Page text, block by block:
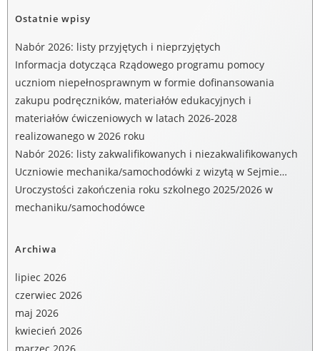
Ostatnie wpisy
Nabór 2026: listy przyjętych i nieprzyjętych
Informacja dotycząca Rządowego programu pomocy
uczniom niepełnosprawnym w formie dofinansowania
zakupu podręczników, materiałów edukacyjnych i
materiałów ćwiczeniowych w latach 2026-2028
realizowanego w 2026 roku
Nabór 2026: listy zakwalifikowanych i niezakwalifikowanych
Uczniowie mechanika/samochodówki z wizytą w Sejmie…
Uroczystości zakończenia roku szkolnego 2025/2026 w
mechaniku/samochodówce
Archiwa
lipiec 2026
czerwiec 2026
maj 2026
kwiecień 2026